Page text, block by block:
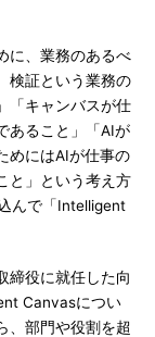
に、業務のあるべ
検証という業務の
「キャンバスが仕
あること」「AIが
めにはAIが仕事の
と」という考え方
んで「Intelligent
役に就任した向
Canvasについ
、部門や役割を超